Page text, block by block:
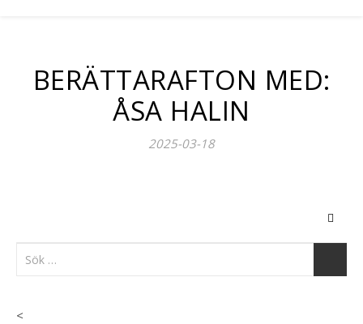
BERÄTTARAFTON MED:
ÅSA HALIN
2025-03-18
<